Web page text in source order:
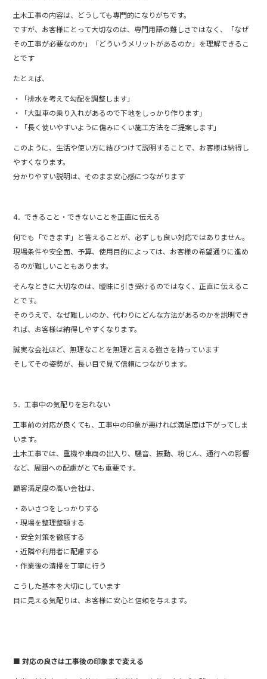
土木工事の内容は、どうしても専門的になりがちです。
ですが、お客様にとって大切なのは、専門用語の難しさではなく、「なぜ
その工事が必要なのか」「どういうメリットがあるのか」を理解できるこ
とです
たとえば、
・「排水を考えて勾配を調整します」
・「大型車の乗り入れがあるので下地をしっかり作ります」
・「長く使いやすいように傷みにくい施工方法をご提案します」
このように、生活や使い方に結びつけて説明することで、お客様は納得し
やすくなります。
分かりやすい説明は、そのまま安心感につながります
4．できること・できないことを正直に伝える
何でも「できます」と答えることが、必ずしも良い対応ではありません。
現場条件や安全面、予算、使用目的によっては、お客様の希望通りに進め
るのが難しいこともあります。
そんなときに大切なのは、曖昧に引き受けるのではなく、正直に伝えるこ
とです。
そのうえで、なぜ難しいのか、代わりにどんな方法があるのかを説明でき
れば、お客様は納得しやすくなります。
誠実な会社ほど、無理なことを無理と言える強さを持っています
そしてその姿勢が、長い目で見て信頼につながります。
5．工事中の気配りを忘れない
工事前の対応が良くても、工事中の印象が悪ければ満足度は下がってしま
います。
土木工事では、重機や車両の出入り、騒音、振動、粉じん、通行への影響
など、周囲への配慮がとても重要です。
顧客満足度の高い会社は、
・あいさつをしっかりする
・現場を整理整頓する
・安全対策を徹底する
・近隣や利用者に配慮する
・作業後の清掃を丁寧に行う
こうした基本を大切にしています
目に見える気配りは、お客様に安心と信頼を与えます。
■ 対応の良さは工事後の印象まで変える